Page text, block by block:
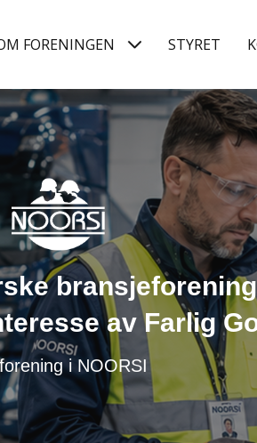
FORENINGEN STYRET
av Farlig
i NOORSI